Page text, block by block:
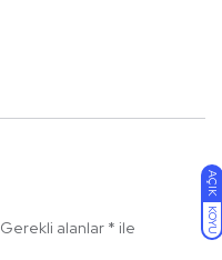
AÇIK
KOYU
Gerekli alanlar * ile